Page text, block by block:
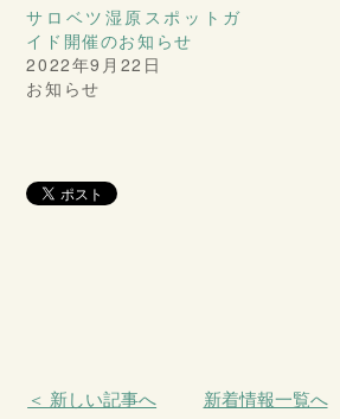
サロベツ湿原スポットガ
イド開催のお知らせ
2022年9月22日
お知らせ
＜ 新しい記事へ 新着情報一覧へ